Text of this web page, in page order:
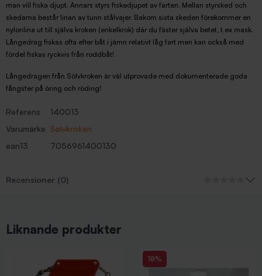
man vill fiska djupt. Annars styrs fiskedjupet av farten. Mellan styrsked och
skedarna består linan av tunn stålvajer. Bakom sista skeden förekommer en
nylonlina ut till själva kroken (enkelkrok) där du fäster själva betet, t ex mask.
Långedrag fiskas ofta efter båt i jämn relativt låg fart men kan också med
fördel fiskas ryckvis från roddbåt!
Långedragen från Sölvkroken är väl utprovade med dokumenterade goda
fångster på öring och röding!
Referens
140013
Varumärke Sølvkroken
ean13
7056961400130
Recensioner (0)
Liknande produkter
18%